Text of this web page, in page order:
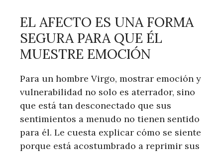
EL AFECTO ES UNA FORMA
SEGURA PARA QUE ÉL
MUESTRE EMOCIÓN
Para un hombre Virgo, mostrar emoción y
vulnerabilidad no solo es aterrador, sino
que está tan desconectado que sus
sentimientos a menudo no tienen sentido
para él. Le cuesta explicar cómo se siente
porque está acostumbrado a reprimir sus